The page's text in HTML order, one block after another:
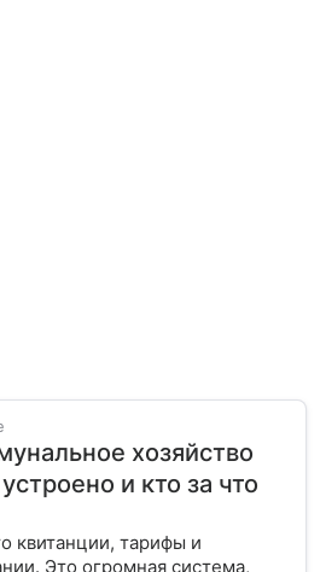
хозяйство
и кто за что
квитанции, тарифы и
Это огромная система,